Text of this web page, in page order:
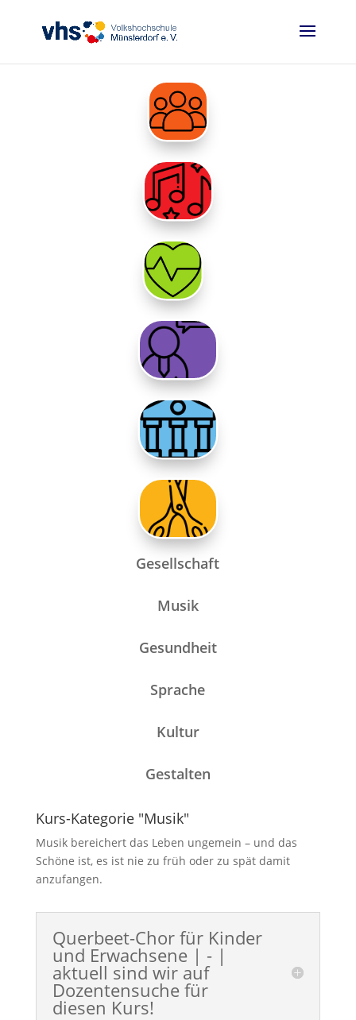
Gesellschaft
Musik
Gesundheit
Sprache
Kultur
Gestalten
Kurs-Kategorie "Musik"
Musik bereichert das Leben ungemein – und das
Schöne ist, es ist nie zu früh oder zu spät damit
anzufangen.
Querbeet-Chor für Kinder
und Erwachsene | - |
aktuell sind wir auf
Dozentensuche für
diesen Kurs!